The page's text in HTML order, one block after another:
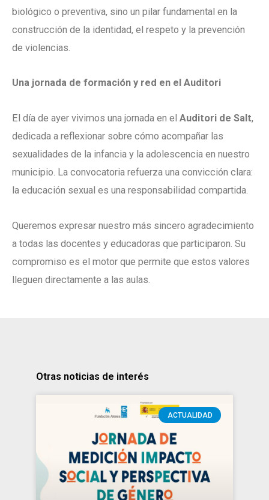
biológico o preventiva, sino un pilar fundamental en la
construcción de la identidad, el respeto y la prevención
de violencias.
Una jornada de formación y red en el Auditori
El día de ayer vivimos una jornada en el Auditori de Salt,
dedicada a reflexionar sobre cómo acompañar las
sexualidades de la infancia y la adolescencia en nuestro
municipio. La convocatoria refuerza una convicción clara:
la educación sexual es una responsabilidad compartida.
Queremos expresar nuestro más sincero agradecimiento
a todas las docentes y educadoras que participaron. Su
compromiso es el motor que permite que estos valores
lleguen directamente a las aulas.
Otras noticias de interés
ACTUALIDAD